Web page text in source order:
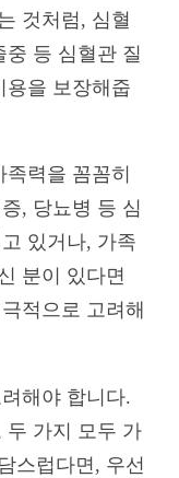
것처럼, 심혈
등 심혈관 질
용을 보장해줍
력을 꼼꼼히
, 당뇨병 등 심
있거나, 가족
분이 있다면
적으로 고려해
해야 합니다.
두 가지 모두 가
스럽다면, 우선